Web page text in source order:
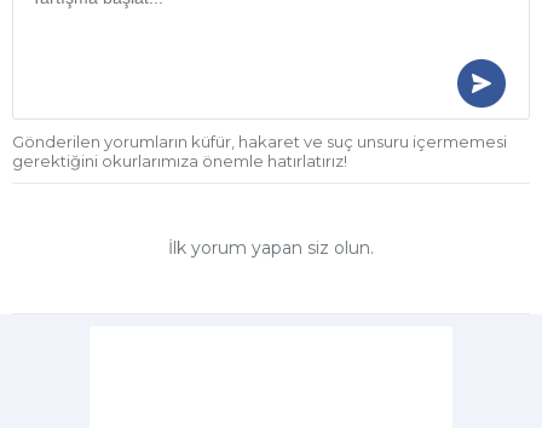
Gönderilen yorumların küfür, hakaret ve suç unsuru içermemesi
gerektiğini okurlarımıza önemle hatırlatırız!
İlk yorum yapan siz olun.